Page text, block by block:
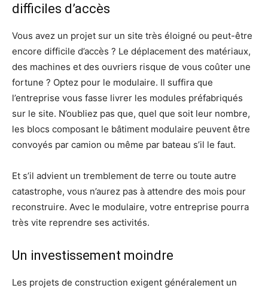
difficiles d’accès
Vous avez un projet sur un site très éloigné ou peut-être
encore difficile d’accès ? Le déplacement des matériaux,
des machines et des ouvriers risque de vous coûter une
fortune ? Optez pour le modulaire. Il suffira que
l’entreprise vous fasse livrer les modules préfabriqués
sur le site. N’oubliez pas que, quel que soit leur nombre,
les blocs composant le bâtiment modulaire peuvent être
convoyés par camion ou même par bateau s’il le faut.
Et s’il advient un tremblement de terre ou toute autre
catastrophe, vous n’aurez pas à attendre des mois pour
reconstruire. Avec le modulaire, votre entreprise pourra
très vite reprendre ses activités.
Un investissement moindre
Les projets de construction exigent généralement un